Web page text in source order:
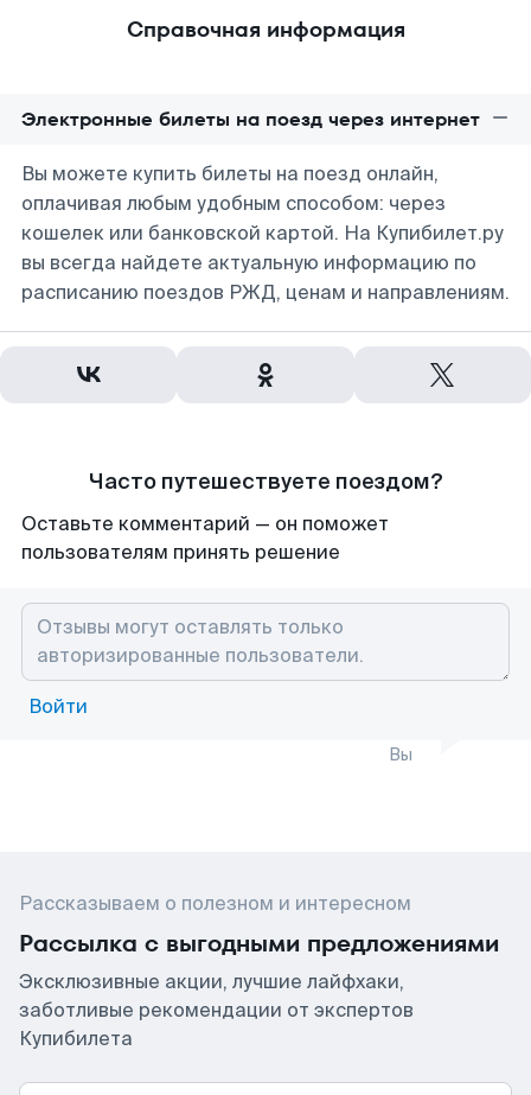
Справочная информация
Электронные билеты на поезд через интернет
Вы можете купить билеты на поезд онлайн,
оплачивая любым удобным способом: через
кошелек или банковской картой. На Купибилет.ру
вы всегда найдете актуальную информацию по
расписанию поездов РЖД, ценам и направлениям.
Часто путешествуете поездом?
Оставьте комментарий — он поможет
пользователям принять решение
Войти
Вы
Рассказываем о полезном и интересном
Рассылка с выгодными предложениями
Эксклюзивные акции, лучшие лайфхаки,
заботливые рекомендации от экспертов
Купибилета